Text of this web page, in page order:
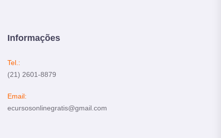
Informações
Tel.:
(21) 2601-8879
Email:
ecursosonlinegratis@gmail.com